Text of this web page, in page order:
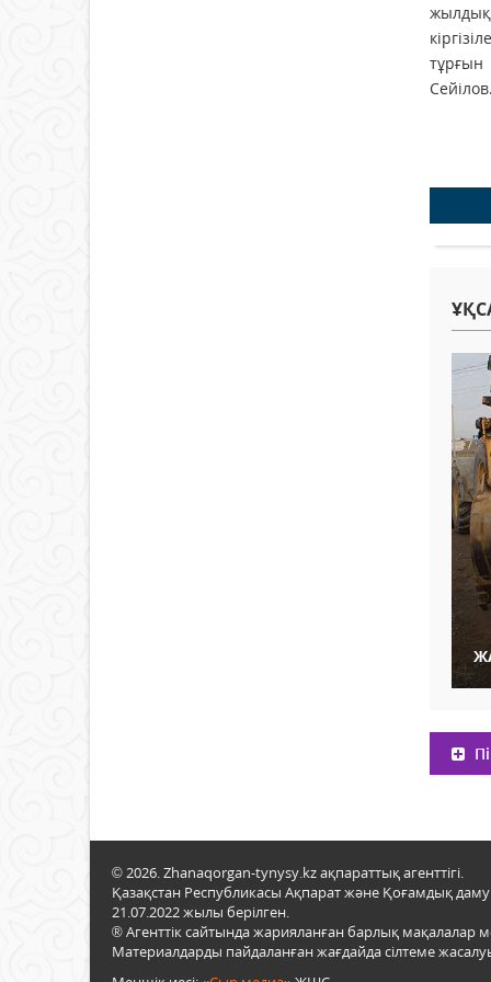
Сейілов.
© 2026. Zhanaqorgan-tynysy.kz ақпараттық агенттігі.
Қазақстан Республикасы Ақпарат және Қоғамдық даму
21.07.2022 жылы берілген.
® Агенттік сайтында жарияланған барлық
Материалдарды пайдаланған жағдайда сілтеме